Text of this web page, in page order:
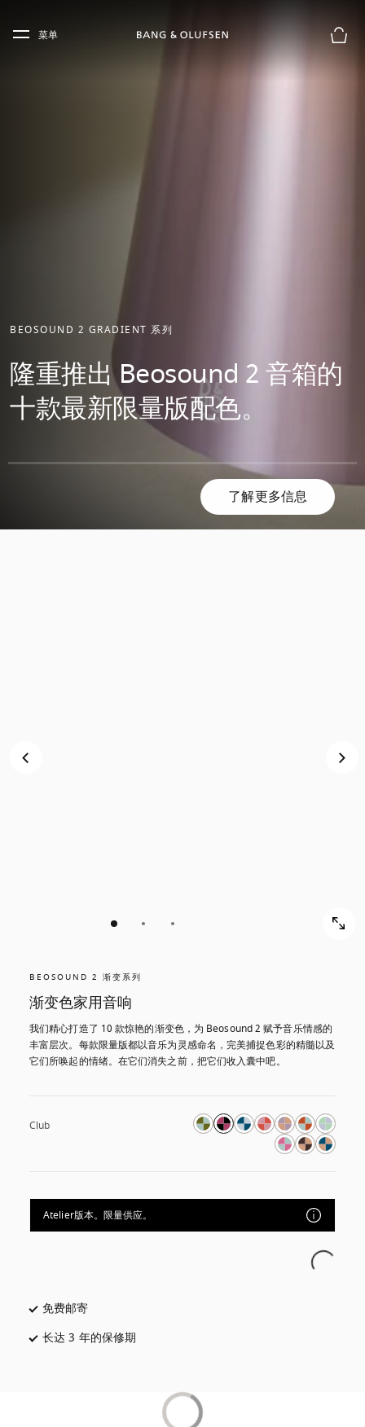
Skip to main footer
菜单
购物
BEOSOUND 2 GRADIENT 系列
隆重推出 Beosound 2 音箱的
十款最新限量版配色。
了解更多信息
BEOSOUND 2 渐变系列
渐变色家用音响
我们精心打造了 10 款惊艳的渐变色，为 Beosound 2 赋予音乐情感的
丰富层次。每款限量版都以音乐为灵感命名，完美捕捉色彩的精髓以及
它们所唤起的情绪。在它们消失之前，把它们收入囊中吧。
Club
Atelier版本。限量供应。
免费邮寄
长达 3 年的保修期